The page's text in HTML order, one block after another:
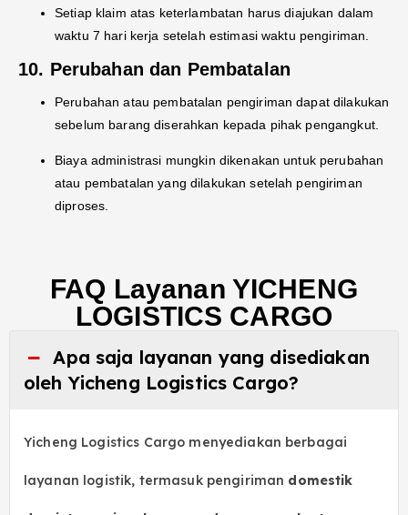
Setiap klaim atas keterlambatan harus diajukan dalam
waktu 7 hari kerja setelah estimasi waktu pengiriman.
10. Perubahan dan Pembatalan
Perubahan atau pembatalan pengiriman dapat dilakukan
sebelum barang diserahkan kepada pihak pengangkut.
Biaya administrasi mungkin dikenakan untuk perubahan
atau pembatalan yang dilakukan setelah pengiriman
diproses.
FAQ Layanan YICHENG
LOGISTICS CARGO
Apa saja layanan yang disediakan
oleh Yicheng Logistics Cargo?
Yicheng Logistics Cargo menyediakan berbagai
layanan logistik, termasuk pengiriman domestik